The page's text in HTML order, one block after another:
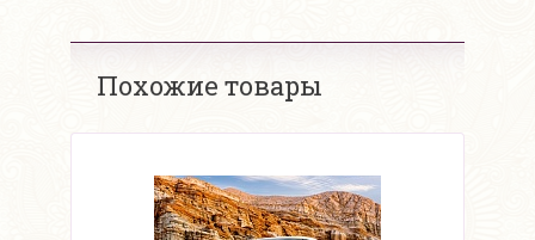
Похожие товары